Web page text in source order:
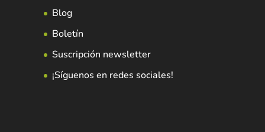
Blog
Boletín
Suscripción newsletter
¡Síguenos en redes sociales!